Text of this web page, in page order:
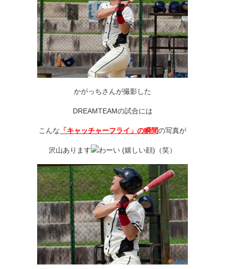
かがっちさんが撮影した
DREAMTEAMの試合には
こんな 「キャッチャーフライ」の瞬間の写真が
沢山あります （笑）